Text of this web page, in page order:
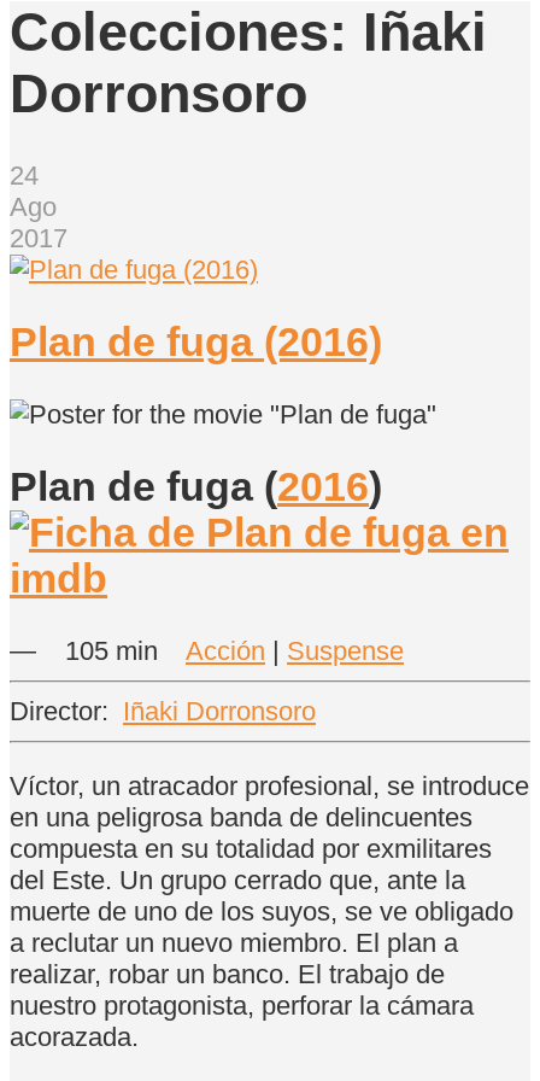
Colecciones: Iñaki
Dorronsoro
24
Ago
2017
Plan de fuga (2016)
Plan de fuga (2016)
— 105 min Acción | Suspense
Director: Iñaki Dorronsoro
Víctor, un atracador profesional, se introduce
en una peligrosa banda de delincuentes
compuesta en su totalidad por exmilitares
del Este. Un grupo cerrado que, ante la
muerte de uno de los suyos, se ve obligado
a reclutar un nuevo miembro. El plan a
realizar, robar un banco. El trabajo de
nuestro protagonista, perforar la cámara
acorazada.